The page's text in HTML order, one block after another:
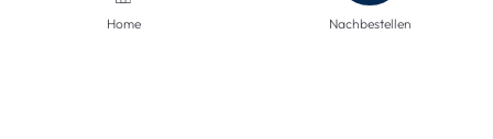
Home Nachbestellen